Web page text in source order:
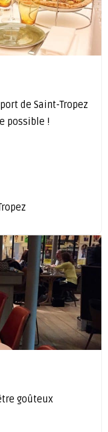
de Saint-Tropez
possible !
goûteux